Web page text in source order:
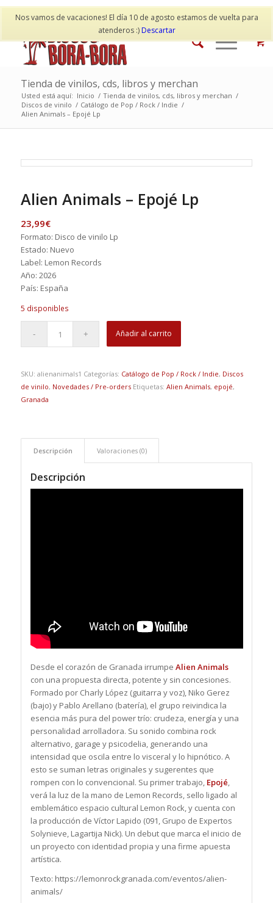
Nos vamos de vacaciones! El día 10 de agosto estamos de vuelta para
atenderos :)Descartar
Mi cuenta Contacto
Tienda de vinilos, cds, libros y merchan
Usted está aquí: Inicio / Tienda de vinilos, cds, libros y merchan /
Discos de vinilo / Catálogo de Pop / Rock / Indie /
Alien Animals – Epojé Lp
Alien Animals – Epojé Lp
23,99€
Formato: Disco de vinilo Lp
Estado: Nuevo
Label: Lemon Records
Año: 2026
País: España
5 disponibles
Añadir al carrito
SKU: alienanimals1 Categorías: Catálogo de Pop / Rock / Indie, Discos
de vinilo, Novedades / Pre-orders Etiquetas: Alien Animals, epojé,
Granada
Descripción Valoraciones (0)
Descripción
Desde el corazón de Granada irrumpe Alien Animals
con una propuesta directa, potente y sin concesiones.
Formado por Charly López (guitarra y voz), Niko Gerez
(bajo) y Pablo Arellano (batería), el grupo reivindica la
esencia más pura del power trío: crudeza, energía y una
personalidad arrolladora. Su sonido combina rock
alternativo, garage y psicodelia, generando una
intensidad que oscila entre lo visceral y lo hipnótico. A
esto se suman letras originales y sugerentes que
rompen con lo convencional. Su primer trabajo, Epojé,
verá la luz de la mano de Lemon Records, sello ligado al
emblemático espacio cultural Lemon Rock, y cuenta con
la producción de Víctor Lapido (091, Grupo de Expertos
Solynieve, Lagartija Nick). Un debut que marca el inicio de
un proyecto con identidad propia y una firme apuesta
artística.
Texto: https://lemonrockgranada.com/eventos/alien-
animals/